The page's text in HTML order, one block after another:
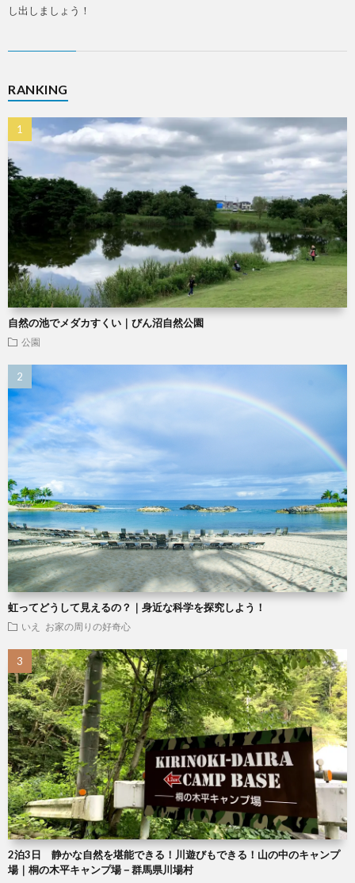
し出しましょう！
RANKING
自然の池でメダカすくい｜びん沼自然公園
公園
虹ってどうして見えるの？｜身近な科学を探究しよう！
いえ お家の周りの好奇心
2泊3日 静かな自然を堪能できる！川遊びもできる！山の中のキャンプ
場｜桐の木平キャンプ場－群馬県川場村